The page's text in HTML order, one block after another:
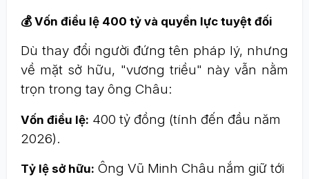
💰 Vốn điều lệ 400 tỷ và quyền lực tuyệt đối
Dù thay đổi người đứng tên pháp lý, nhưng
về mặt sở hữu, "vương triều" này vẫn nằm
trọn trong tay ông Châu:
Vốn điều lệ: 400 tỷ đồng (tính đến đầu năm
2026).
Tỷ lệ sở hữu: Ông Vũ Minh Châu nắm giữ tới